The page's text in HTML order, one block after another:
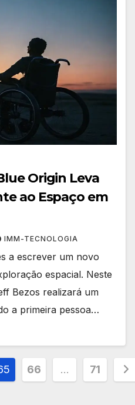
Origin Leva
ao Espaço em
IMM-TECNOLOGIA
a escrever um novo
espacial. Neste
Bezos realizará um
a primeira pessoa…
66 … 71